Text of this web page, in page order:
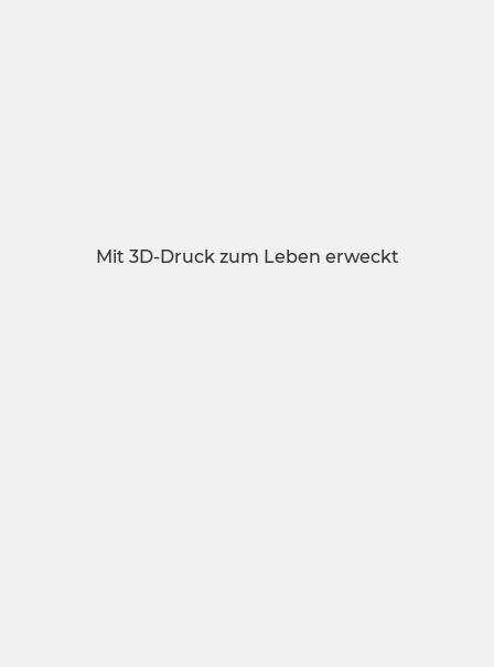
Mit 3D-Druck zum Leben erweckt